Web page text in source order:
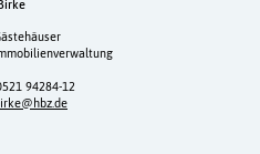
94284-12